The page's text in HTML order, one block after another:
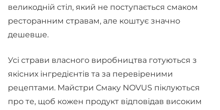
великодній стіл, який не поступається смаком
ресторанним стравам, але коштує значно
дешевше.
Усі страви власного виробництва готуються з
якісних інгредієнтів та за перевіреними
рецептами. Майстри Смаку NOVUS піклуються
про те, щоб кожен продукт відповідав високим